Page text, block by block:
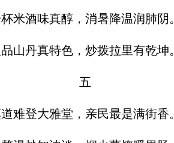
米酒味真醇，消暑降温润肺阴。
山丹真特色，炒拨拉里有乾坤。
五
难登大雅堂，亲民最是满街香。